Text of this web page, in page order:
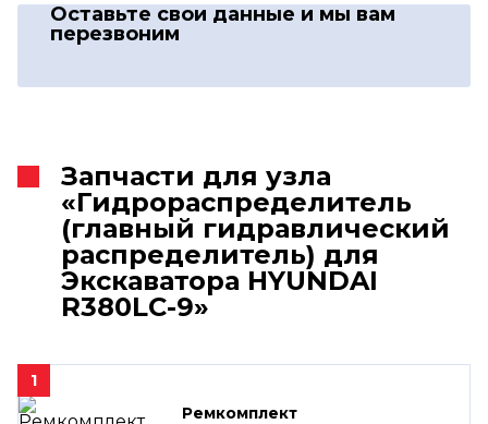
Оставьте свои данные и мы вам
перезвоним
Запчасти для узла
«Гидрораспределитель
(главный гидравлический
распределитель) для
Экскаватора HYUNDAI
R380LC-9»
1
Ремкомплект